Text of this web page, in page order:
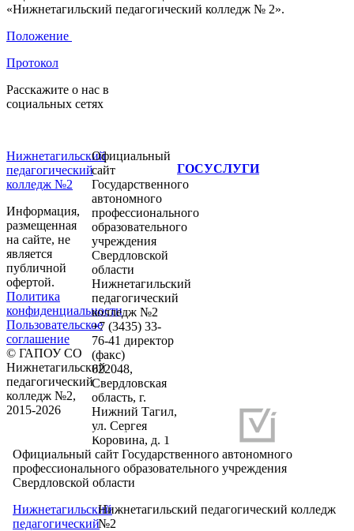
«Нижнетагильский педагогический колледж № 2».
Положение
Протокол
Расскажите о нас в
социальных сетях
Нижнетагильский
педагогический
колледж №2
Информация,
размещенная
на сайте, не
является
публичной
офертой.
Политика
конфиденциальности
Пользовательское
соглашение
© ГАПОУ СО
Нижнетагильский
педагогический
колледж №2,
2015-2026
Официальный
сайт
Государственного
автономного
профессионального
образовательного
учреждения
Свердловской
области
Нижнетагильский
педагогический
колледж №2
+7 (3435) 33-
76-41 директор
(факс)
622048,
Свердловская
область, г.
Нижний Тагил,
ул. Сергея
Коровина, д. 1
ГОСУСЛУГИ
Разработка и продвижение сайтов
Официальный сайт Государственного автономного
профессионального образовательного учреждения
Свердловской области
Нижнетагильский
педагогический
Нижнетагильский педагогический колледж
№2